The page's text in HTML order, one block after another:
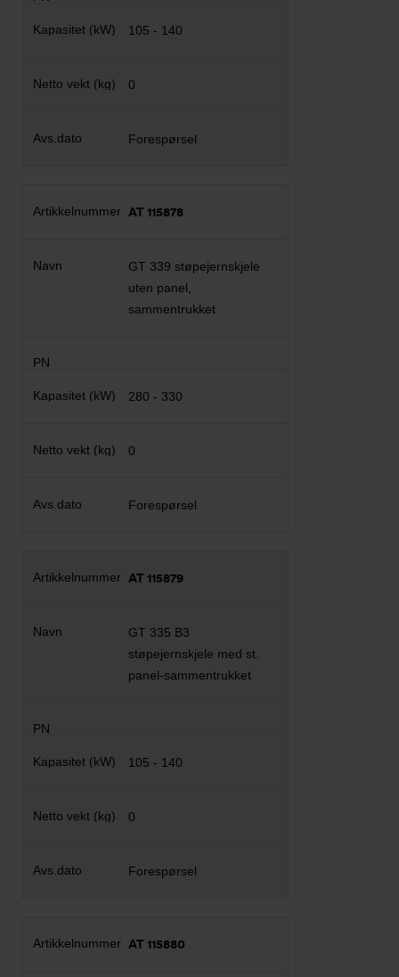
105 - 140
0
Forespørsel
AT 115878
GT 339 støpejernskjele
uten panel,
sammentrukket
280 - 330
0
Forespørsel
AT 115879
GT 335 B3
støpejernskjele med st.
panel-sammentrukket
105 - 140
0
Forespørsel
AT 115880